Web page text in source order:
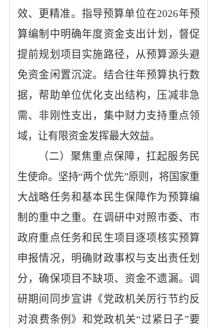
效、更精准。指导预算单位在2026年预
算编制中明确年度资金支出计划，督促
提前规划项目实施路径， 从预算源头避
免资金闲置沉淀。结合往年预算执行数
据，帮助单位优化支出结构，压减非急
需、非刚性支出，集中财力支持重点领
域，让有限资金发挥最大效益。
（二） 聚焦重点保障 ，扛起服务民
生使命。 坚持“两个优先”原则，将国家重
大战略任务和基本民生保障作为预算编
制的重中之重。 在调研中对照市委、市
政府重点任务和 民生项目 逐项核实预算
申报情况， 明确财政事权与支出责任划
分，确保项目不缺项、资金不遗漏。 调
研期间同步宣讲 《党政机关厉行节约反
对浪费条例》 和党政机关“过紧日子”要